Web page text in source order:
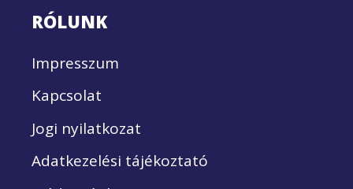
RÓLUNK
Impresszum
Kapcsolat
Jogi nyilatkozat
Adatkezelési tájékoztató